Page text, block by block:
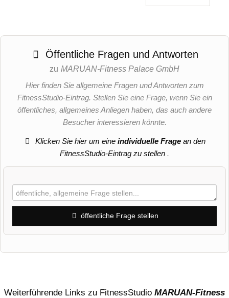
Öffentliche Fragen und Antworten
zu MARUAN-Fitness Palace GmbH
Hier finden Sie allgemeine Fragen und Antworten zum
FitnessStudio-Eintrag. Stellen Sie eine Frage, wenn Sie ein
öffentliches, allgemeines Anliegen haben, das auch andere
Besucher interessieren könnte.
Klicken Sie hier um eineindividuelle Frage an den
FitnessStudio-Eintrag zu stellen .
öffentliche Frage stellen
Weiterführende Links zu FitnessStudio MARUAN-Fitness